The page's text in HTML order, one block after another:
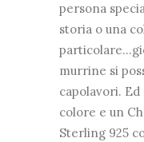
persona
storia o una
murrine si
capolavori.
colore e un
Sterling 925